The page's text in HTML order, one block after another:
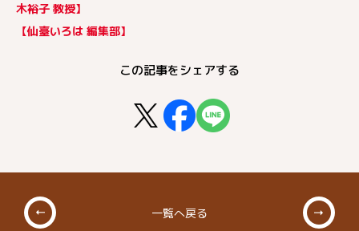
木裕子 教授】
【仙臺いろは 編集部】
この記事をシェアする
一覧へ戻る